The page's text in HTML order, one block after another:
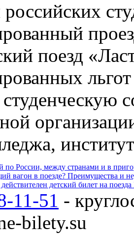
поезд
по России, между странами и в
вагон в поезде? Преимущества и
действителен детский билет на
11-51 -
bilety.su